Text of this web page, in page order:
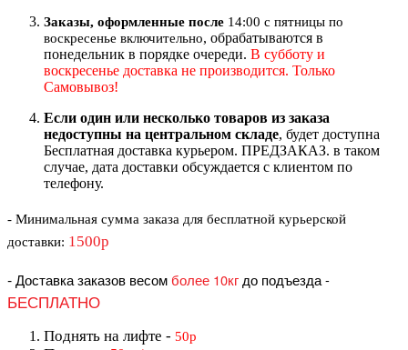
Заказы, оформленные после 14:00 с пятницы по
воскресенье включительно, обрабатываются в
понедельник в порядке очереди. В субботу и
воскресенье доставка не производится. Только
Самовывоз!
Если один или несколько товаров из заказа
недоступны на центральном складе, будет доступна
Бесплатная доставка курьером. ПРЕДЗАКАЗ. в таком
случае, дата доставки обсуждается с клиентом по
телефону.
- Минимальная сумма заказа для бесплатной курьерской
доставки: 1500р
-Доставка заказов весомболее 10кгдо подъезда-
БЕСПЛАТНО
Поднять на лифте - 50р